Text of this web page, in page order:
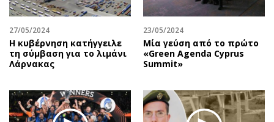
27/05/2024
Η κυβέρνηση κατήγγειλε
τη σύμβαση για το λιμάνι
Λάρνακας
23/05/2024
Μία γεύση από το πρώτο
«Green Agenda Cyprus
Summit»